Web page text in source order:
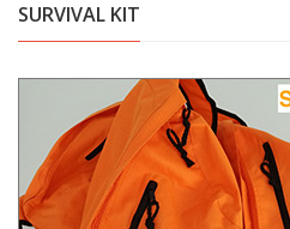
SURVIVAL KIT